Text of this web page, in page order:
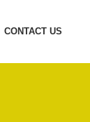
CONTACT US